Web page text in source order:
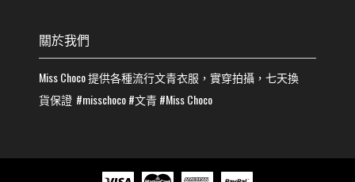
關於我們
Miss Choco提供各種流行文青衣服，實穿拍攝，七天換
貨保證 #misschoco#文青#Miss Choco